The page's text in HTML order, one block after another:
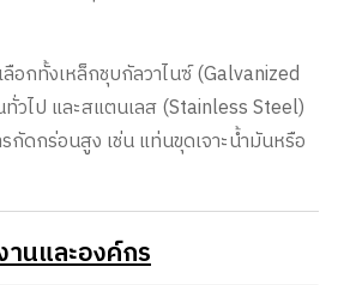
ลือกทั้งเหล็กชุบกัลวาไนซ์ (Galvanized
วไป และสแตนเลส (Stainless Steel)
ดกร่อนสูง เช่น แท่นขุดเจาะน้ำมันหรือ
านและองค์กร